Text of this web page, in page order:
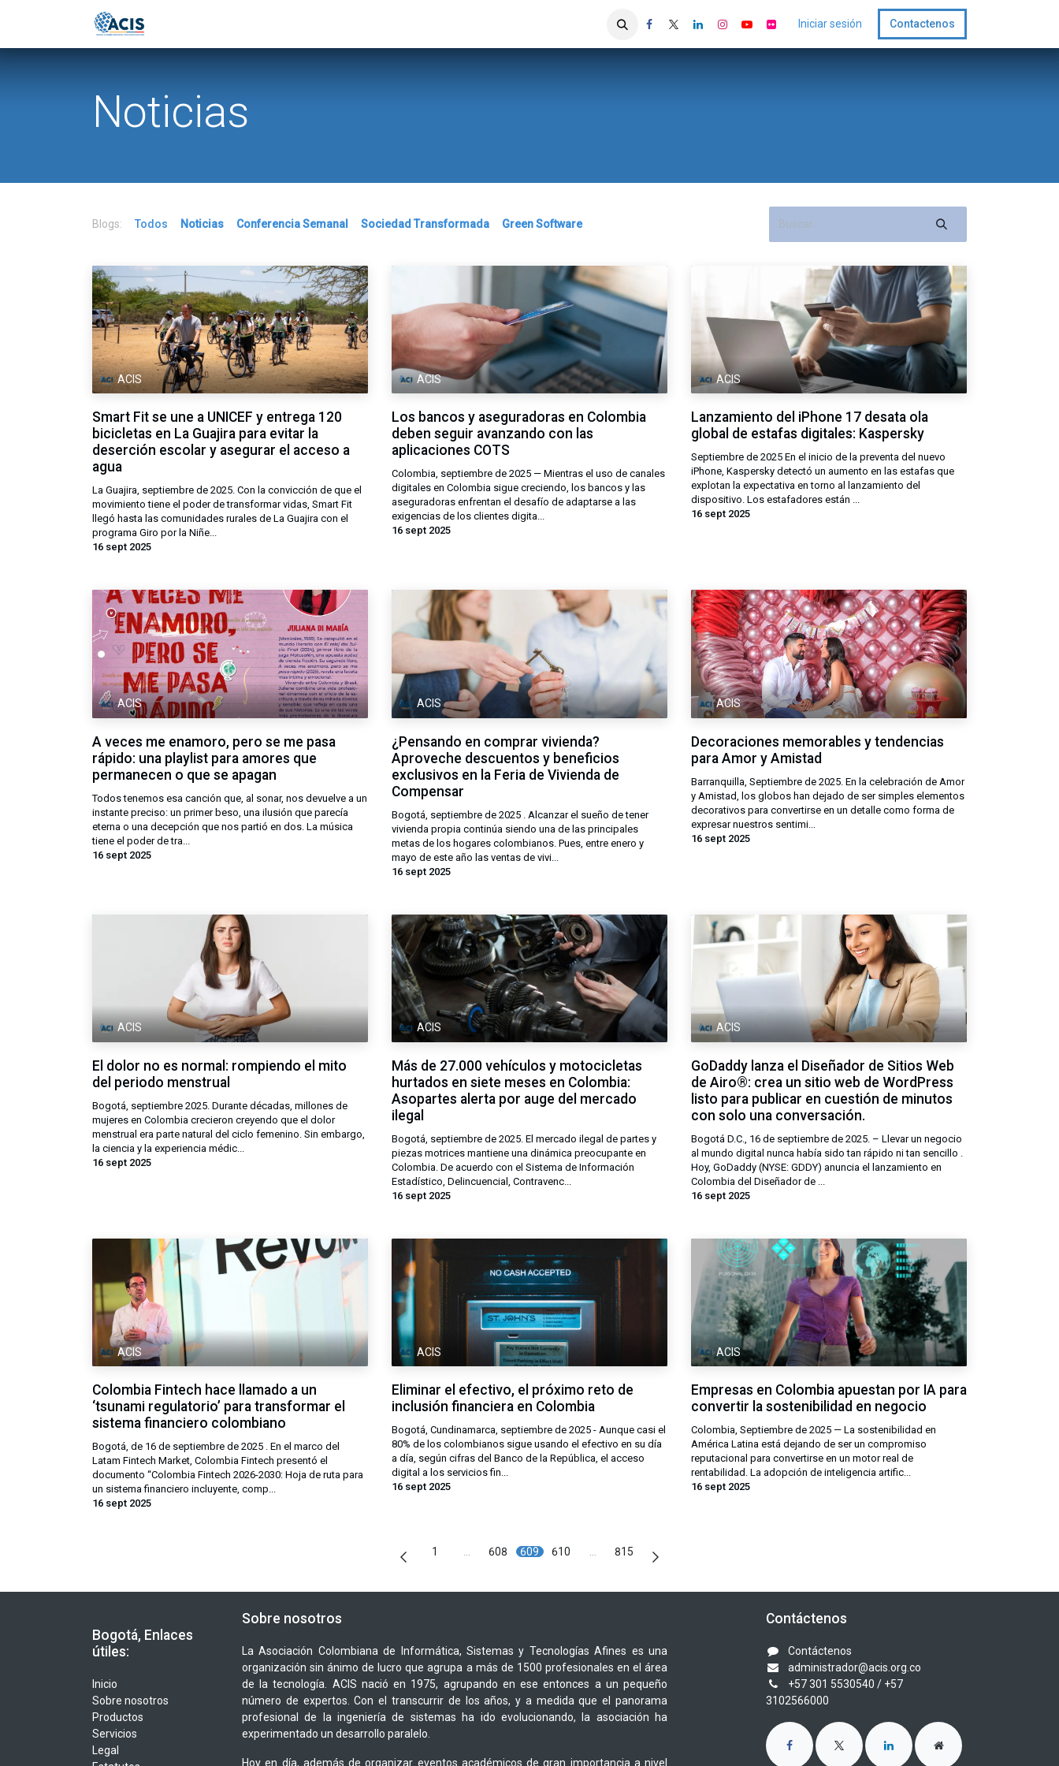
Iniciar sesión Contactenos
Noticias
Blogs: Todos Noticias Conferencia Semanal Sociedad Transformada Green Software
ACIS
Smart Fit se une a UNICEF y entrega 120
bicicletas en La Guajira para evitar la
deserción escolar y asegurar el acceso a
agua
La Guajira, septiembre de 2025. Con la convicción de que el
movimiento tiene el poder de transformar vidas, Smart Fit
llegó hasta las comunidades rurales de La Guajira con el
programa Giro por la Niñe...
16 sept 2025
ACIS
Los bancos y aseguradoras en Colombia
deben seguir avanzando con las
aplicaciones COTS
Colombia, septiembre de 2025 — Mientras el uso de canales
digitales en Colombia sigue creciendo, los bancos y las
aseguradoras enfrentan el desafío de adaptarse a las
exigencias de los clientes digita...
16 sept 2025
ACIS
Lanzamiento del iPhone 17 desata ola
global de estafas digitales: Kaspersky
Septiembre de 2025 En el inicio de la preventa del nuevo
iPhone, Kaspersky detectó un aumento en las estafas que
explotan la expectativa en torno al lanzamiento del
dispositivo. Los estafadores están ...
16 sept 2025
ACIS
A veces me enamoro, pero se me pasa
rápido: una playlist para amores que
permanecen o que se apagan
Todos tenemos esa canción que, al sonar, nos devuelve a un
instante preciso: un primer beso, una ilusión que parecía
eterna o una decepción que nos partió en dos. La música
tiene el poder de tra...
16 sept 2025
ACIS
¿Pensando en comprar vivienda?
Aproveche descuentos y beneficios
exclusivos en la Feria de Vivienda de
Compensar
Bogotá, septiembre de 2025 . Alcanzar el sueño de tener
vivienda propia continúa siendo una de las principales
metas de los hogares colombianos. Pues, entre enero y
mayo de este año las ventas de vivi...
16 sept 2025
ACIS
Decoraciones memorables y tendencias
para Amor y Amistad
Barranquilla, Septiembre de 2025. En la celebración de Amor
y Amistad, los globos han dejado de ser simples elementos
decorativos para convertirse en un detalle como forma de
expresar nuestros sentimi...
16 sept 2025
ACIS
El dolor no es normal: rompiendo el mito
del periodo menstrual
Bogotá, septiembre 2025. Durante décadas, millones de
mujeres en Colombia crecieron creyendo que el dolor
menstrual era parte natural del ciclo femenino. Sin embargo,
la ciencia y la experiencia médic...
16 sept 2025
ACIS
Más de 27.000 vehículos y motocicletas
hurtados en siete meses en Colombia:
Asopartes alerta por auge del mercado
ilegal
Bogotá, septiembre de 2025. El mercado ilegal de partes y
piezas motrices mantiene una dinámica preocupante en
Colombia. De acuerdo con el Sistema de Información
Estadístico, Delincuencial, Contravenc...
16 sept 2025
ACIS
GoDaddy lanza el Diseñador de Sitios Web
de Airo®: crea un sitio web de WordPress
listo para publicar en cuestión de minutos
con solo una conversación.
Bogotá D.C., 16 de septiembre de 2025. – Llevar un negocio
al mundo digital nunca había sido tan rápido ni tan sencillo .
Hoy, GoDaddy (NYSE: GDDY) anuncia el lanzamiento en
Colombia del Diseñador de ...
16 sept 2025
ACIS
Colombia Fintech hace llamado a un
‘tsunami regulatorio’ para transformar el
sistema financiero colombiano
Bogotá, de 16 de septiembre de 2025 . En el marco del
Latam Fintech Market, Colombia Fintech presentó el
documento “Colombia Fintech 2026-2030: Hoja de ruta para
un sistema financiero incluyente, comp...
16 sept 2025
ACIS
Eliminar el efectivo, el próximo reto de
inclusión financiera en Colombia
Bogotá, Cundinamarca, septiembre de 2025 - Aunque casi el
80% de los colombianos sigue usando el efectivo en su día
a día, según cifras del Banco de la República, el acceso
digital a los servicios fin...
16 sept 2025
ACIS
Empresas en Colombia apuestan por IA para
convertir la sostenibilidad en negocio
Colombia, Septiembre de 2025 — La sostenibilidad en
América Latina está dejando de ser un compromiso
reputacional para convertirse en un motor real de
rentabilidad. La adopción de inteligencia artific...
16 sept 2025
1 608 609 610 815
Bogotá, Enlaces
útiles:
Inicio
Sobre nosotros
Productos
Servicios
Legal
Sobre nosotros
La Asociación Colombiana de Informática, Sistemas y Tecnologías Afines es una
organización sin ánimo de lucro que agrupa a más de 1500 profesionales en el área
de la tecnología. ACIS nació en 1975, agrupando en ese entonces a un pequeño
número de expertos. Con el transcurrir de los años, y a medida que el panorama
profesional de la ingeniería de sistemas ha ido evolucionando, la asociación ha
experimentado un desarrollo paralelo.
Hoy en día, además de organizar eventos académicos de gran importancia a nivel
Contáctenos
Contáctenos
administrador@acis.org.co
+57 301 5530540 / +57
3102566000